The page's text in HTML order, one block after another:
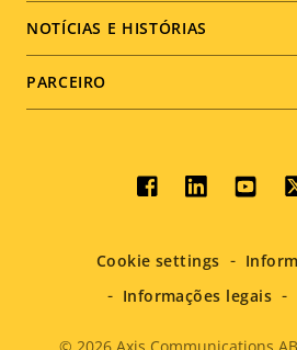
NOTÍCIAS E HISTÓRIAS
PARCEIRO
Social
menu
Cookie settings
Informações legais